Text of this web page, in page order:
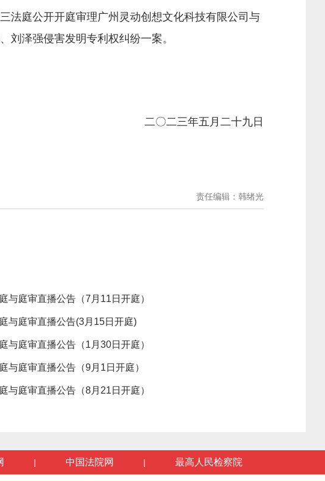
法庭公开开庭审理广州灵动创想文化科技有限公司与
刘泽强侵害发明专利权纠纷一案。
二〇二三年五月二十九日
责任编辑：韩绪光
与庭审直播公告（7月11日开庭）
与庭审直播公告(3月15日开庭)
与庭审直播公告（1月30日开庭）
与庭审直播公告（9月1日开庭）
与庭审直播公告（8月21日开庭）
| 中国法院网 | 最高人民检察院